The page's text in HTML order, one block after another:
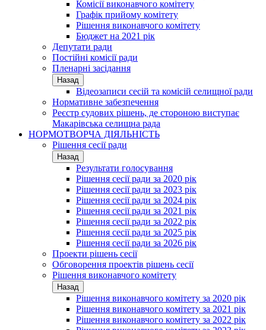
Комісії виконавчого комітету
Графік прийому комітету
Рішення виконавчого комітету
Бюджет на 2021 рік
Депутати ради
Постійні комісії ради
Пленарні засідання
Назад
Відеозаписи сесій та комісій селищної ради
Нормативне забезпечення
Реєстр судових рішень, де стороною виступає
Макарівська селищна рада
НОРМОТВОРЧА ДІЯЛЬНІСТЬ
Рішення сесії ради
Назад
Результати голосування
Рішення сесії ради за 2020 рік
Рішення сесії ради за 2023 рік
Рішення сесії ради за 2024 рік
Рішення сесії ради за 2021 рік
Рішення сесії ради за 2022 рік
Рішення сесії ради за 2025 рік
Рішення сесії ради за 2026 рік
Проекти рішень сесії
Обговорення проектів рішень сесії
Рішення виконавчого комітету
Назад
Рішення виконавчого комітету за 2020 рік
Рішення виконавчого комітету за 2021 рік
Рішення виконавчого комітету за 2022 рік